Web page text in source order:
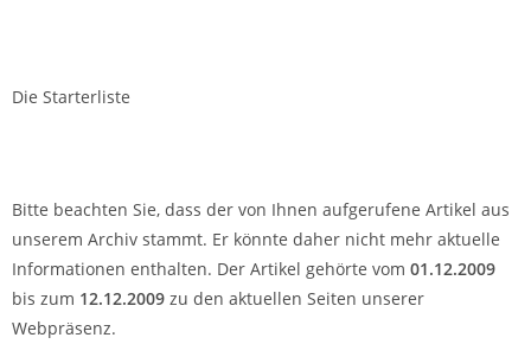
Die Starterliste
Bitte beachten Sie, dass der von Ihnen aufgerufene Artikel aus
unserem Archiv stammt. Er könnte daher nicht mehr aktuelle
Informationen enthalten. Der Artikel gehörte vom 01.12.2009
bis zum 12.12.2009 zu den aktuellen Seiten unserer
Webpräsenz.